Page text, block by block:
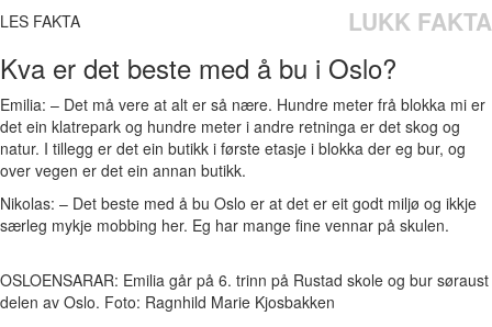
LES FAKTA
LUKK FAKTA
Kva er det beste med å bu i Oslo?
Emilia: – Det må vere at alt er så nære. Hundre meter frå blokka mi er
det ein klatrepark og hundre meter i andre retninga er det skog og
natur. I tillegg er det ein butikk i første etasje i blokka der eg bur, og
over vegen er det ein annan butikk.
Nikolas: – Det beste med å bu Oslo er at det er eit godt miljø og ikkje
særleg mykje mobbing her. Eg har mange fine vennar på skulen.
OSLOENSARAR: Emilia går på 6. trinn på Rustad skole og bur
delen av Oslo. Foto: Ragnhild Marie Kjosbakken